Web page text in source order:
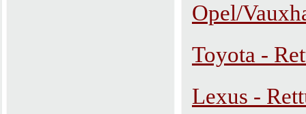
Opel/
Toyota -
Lexus -